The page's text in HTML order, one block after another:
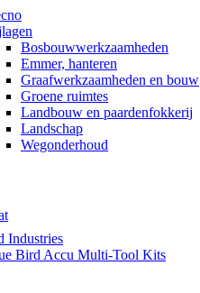
Bosbouwwerkzaamheden
Emmer, hanteren
Graafwerkzaamheden en bouw
Groene ruimtes
Landbouw en paardenfokkerij
Landschap
Wegonderhoud
Industries
Bird Accu Multi-Tool Kits